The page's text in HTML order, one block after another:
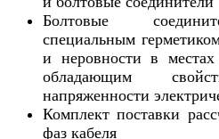
Болтовые
специальным
и неровности в
обладающим
напряженности
Комплект поставки
фаз кабеля